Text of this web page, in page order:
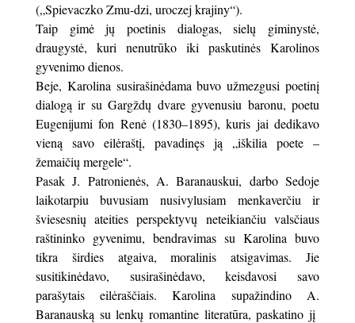
(„Spievaczko Zmu-dzi, uroczej krajiny“).
Taip gimė jų poetinis dialogas, sielų giminystė,
draugystė, kuri nenutrūko iki paskutinės Karolinos
gyvenimo dienos.
Beje, Karolina susirašinėdama buvo užmezgusi poetinį
dialogą ir su Gargždų dvare gyvenusiu baronu, poetu
Eugenijumi fon Renė (1830–1895), kuris jai dedikavo
vieną savo eilėraštį, pavadinęs ją „iškilia poete –
žemaičių mergele“.
Pasak J. Patronienės, A. Baranauskui, darbo Sedoje
laikotarpiu buvusiam nusivylusiam menkaverčiu ir
šviesesnių ateities perspektyvų neteikiančiu valsčiaus
raštininko gyvenimu, bendravimas su Karolina buvo
tikra širdies atgaiva, moralinis atsigavimas. Jie
susitikinėdavo, susirašinėdavo, keisdavosi savo
parašytais eilėraščiais. Karolina supažindino A.
Baranauską su lenkų romantine literatūra, paskatino jį